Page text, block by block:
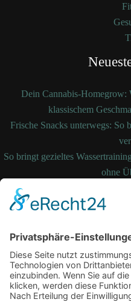
Dein Cannabis-Homegrow:
klassischem
Frische Snacks unterwegs: So
So bringt gezieltes
ohne
So bleibt Ihre Bettdecke
und
Alltag Arbeitsplatz